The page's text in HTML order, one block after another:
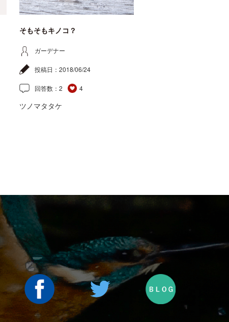
そもそもキノコ？
ガーデナー
投稿日： 2018/06/24
回答数： 2 4
ツノマタタケ